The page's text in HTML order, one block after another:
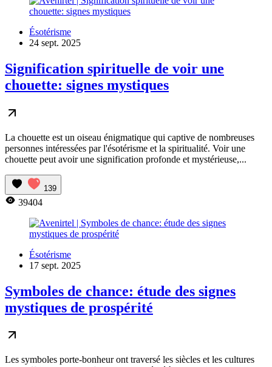
Ésotérisme
24 sept. 2025
Signification spirituelle de voir une
chouette: signes mystiques
La chouette est un oiseau énigmatique qui captive de nombreuses
personnes intéressées par l'ésotérisme et la spiritualité. Voir une
chouette peut avoir une signification profonde et mystérieuse,...
139
39404
Ésotérisme
17 sept. 2025
Symboles de chance: étude des signes
mystiques de prospérité
Les symboles porte-bonheur ont traversé les siècles et les cultures